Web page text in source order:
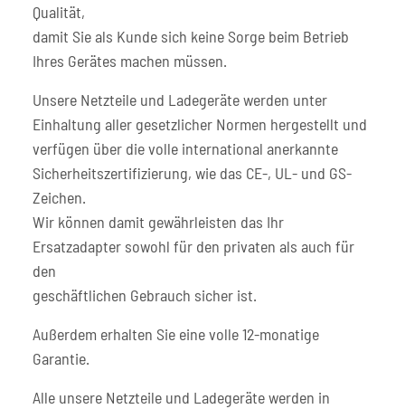
Qualität,
damit Sie als Kunde sich keine Sorge beim Betrieb
Ihres Gerätes machen müssen.
Unsere Netzteile und Ladegeräte werden unter
Einhaltung aller gesetzlicher Normen hergestellt und
verfügen über die volle international anerkannte
Sicherheitszertifizierung, wie das CE-, UL- und GS-
Zeichen.
Wir können damit gewährleisten das Ihr
Ersatzadapter sowohl für den privaten als auch für
den
geschäftlichen Gebrauch sicher ist.
Außerdem erhalten Sie eine volle 12-monatige
Garantie.
Alle unsere Netzteile und Ladegeräte werden in